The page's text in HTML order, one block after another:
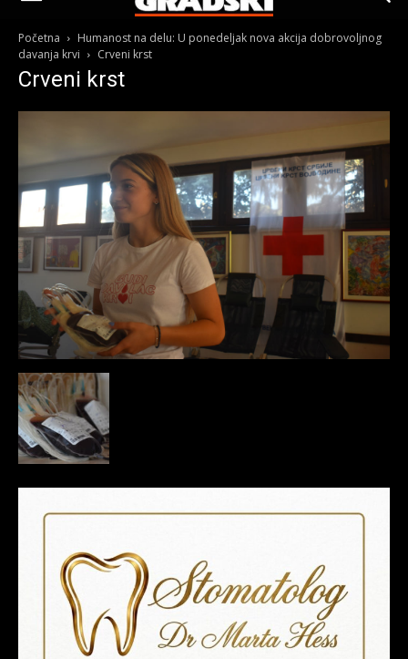
Online
Kikinda
Početna
Humanost na delu: U ponedeljak nova akcija dobrovoljnog
davanja krvi
Crveni krst
Crveni krst